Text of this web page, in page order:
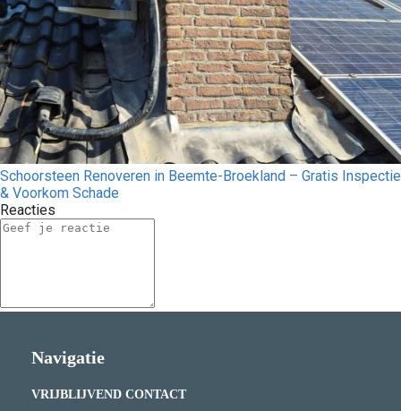
Schoorsteen Renoveren in Beemte-Broekland – Gratis Inspectie
& Voorkom Schade
Reacties
Navigatie
VRIJBLIJVEND CONTACT